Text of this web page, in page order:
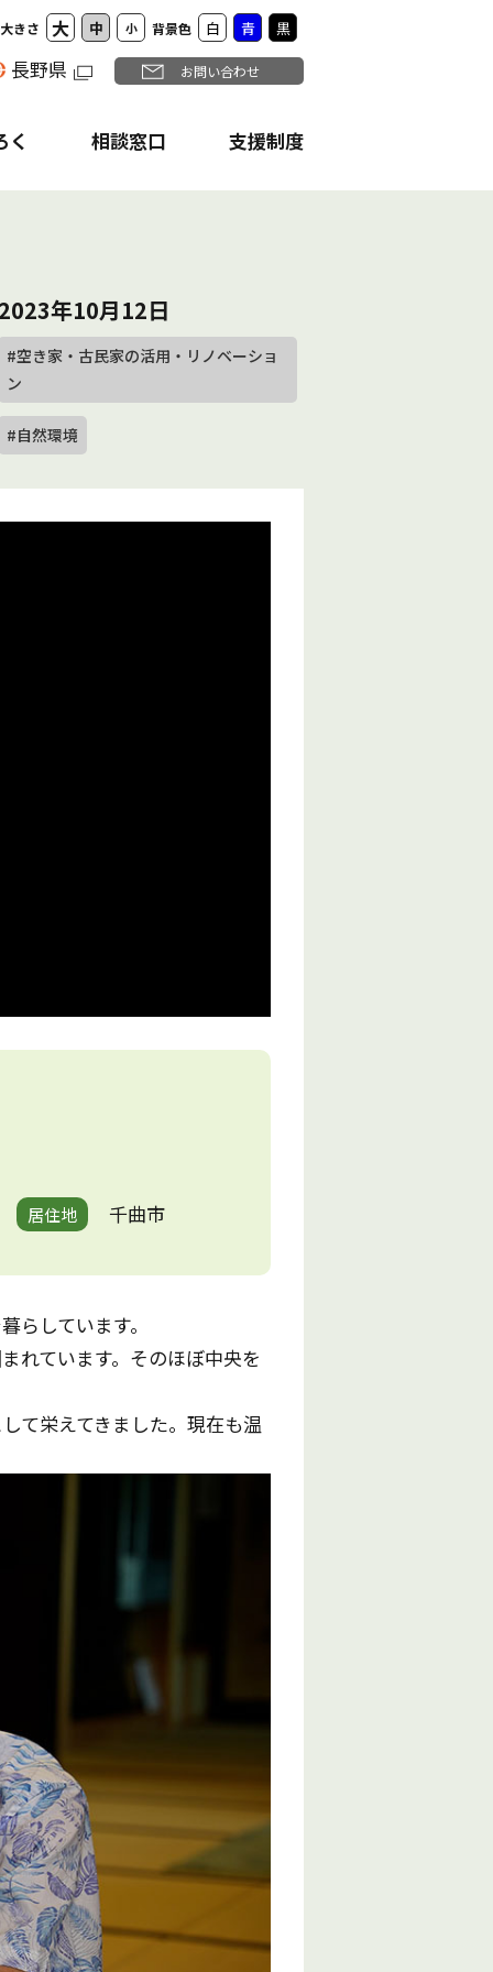
きさ 大 中 小 背景色 白 青 黒
長野県 お問い合わせ
く 相談窓口 支援制度
年10月12日
#空き家・古民家の活用・リノベーショ
ン
#自然環境
居住地 千曲市
らしています。
れています。そのほぼ中央を
て栄えてきました。現在も温